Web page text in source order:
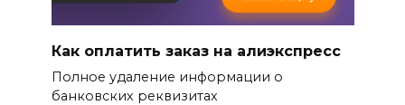
Как оплатить заказ на алиэкспресс
Полное удаление информации о
банковских реквизитах